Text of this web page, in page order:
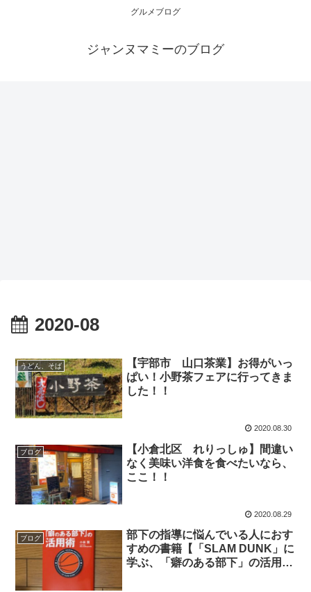
グルメブログ
ジャンヌマミーのブログ
2020-08
うどん、そば
【宇部市 山口茶業】お得がいっ
ぱい！小野茶フェアに行ってきま
した！！
2020.08.30
ブログ
【小倉北区 れりっしゅ】間違い
なく美味い洋食を食べたいなら、
ここ！！
2020.08.29
ブログ
部下の指導に悩んでいる人におす
すめの書籍【「SLAM DUNK」に
学ぶ、「癖のある部下」の活用